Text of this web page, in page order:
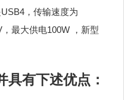
，传输速度为
最大供电100W ，新型
具有下述优点：